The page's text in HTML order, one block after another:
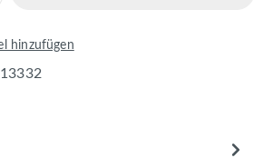
hinzufügen
13332